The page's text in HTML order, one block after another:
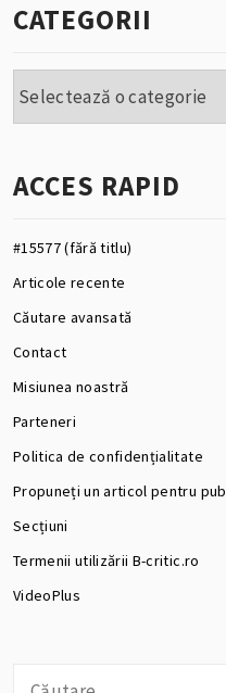
CATEGORII
ACCES RAPID
#15577 (fără titlu)
Articole recente
Căutare avansată
Contact
Misiunea noastră
Parteneri
Politica de confidențialitate
Propuneți un articol pentru
Secțiuni
Termenii utilizării B-critic.ro
VideoPlus